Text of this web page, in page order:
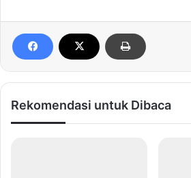
Rekomendasi untuk Dibaca